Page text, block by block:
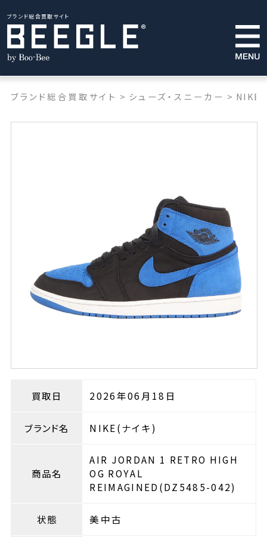
ブランド総合買取サイト
ブランド総合買取サイト > シューズ・スニーカー > NIKE
買取日 2026年06月18日
ブランド名 NIKE(ナイキ)
商品名
AIR JORDAN 1 RETRO HIGH
OG ROYAL
REIMAGINED(DZ5485-042)
状態 美中古